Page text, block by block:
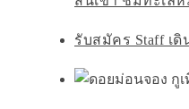
รับสมัคร Staff เดิ